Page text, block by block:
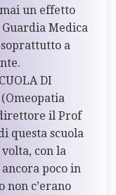
un effetto
Medica
a
DI
(Omeopatia
il Prof
questa scuola
con la
poco in
non c’erano